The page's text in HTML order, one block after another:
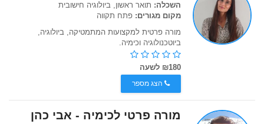
השכלה: תואר ראשון, ביולוגיה חישובית
מקום מגורים: פתח תקווה
מורה פרטית למקצועות המתמטיקה, ביולוגיה,
ביוטכנולוגיה וכימיה.
₪180 לשעה
הצג מספר
מורה פרטי לכימיה - אבי כהן